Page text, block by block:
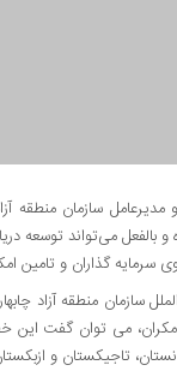
سازمان منطقه
بالفعل می‌تواند توسعه
گذاران و تامین
سازمان منطقه آزاد
می توان گفت
تاجیکستان و